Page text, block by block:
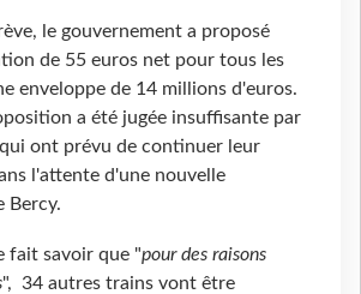
le gouvernement a proposé
de 55 euros net pour tous les
enveloppe de 14 millions d'euros.
a été jugée insuffisante par
qui ont prévu de continuer leur
l'attente d'une nouvelle
Bercy.
fait savoir que "pour des raisons
", 34 autres trains vont être